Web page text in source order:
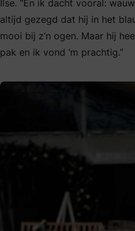
Ilse. “En ik dacht vooral:
altijd gezegd dat hij in het
mooi bij z’n ogen. Maar hij
pak en ik vond ‘m prachtig.”